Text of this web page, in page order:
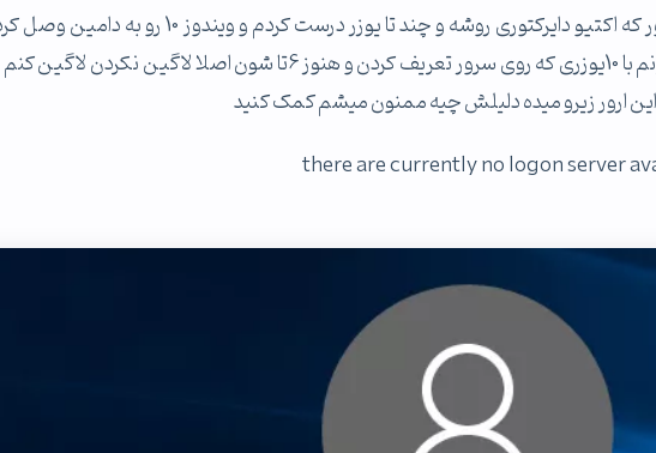
من یه ویندوز کلاینت دارم و یه ویندوز سرور که اکتیو دایرکتوری روشه و چند تا یوزر درست کردم و ویندوز
مشکل این جا به وجود اومد که من نمی تونم با 10یوزری که روی سرور تعریف کردن و هنوز 6تا شون اصلا لاگین نکردن
این ارور زیرو میده دلیلش چیه ممنون میشم کمک کنید
there are currently no logon server